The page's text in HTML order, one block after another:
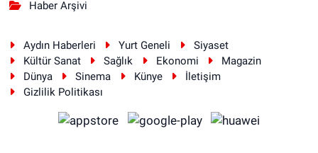
Haber Arşivi
Aydın Haberleri Yurt Geneli
Siyaset
Kültür Sanat
Sağlık Ekonomi
Magazin
Dünya
Sinema Künye
İletişim
Gizlilik Politikası